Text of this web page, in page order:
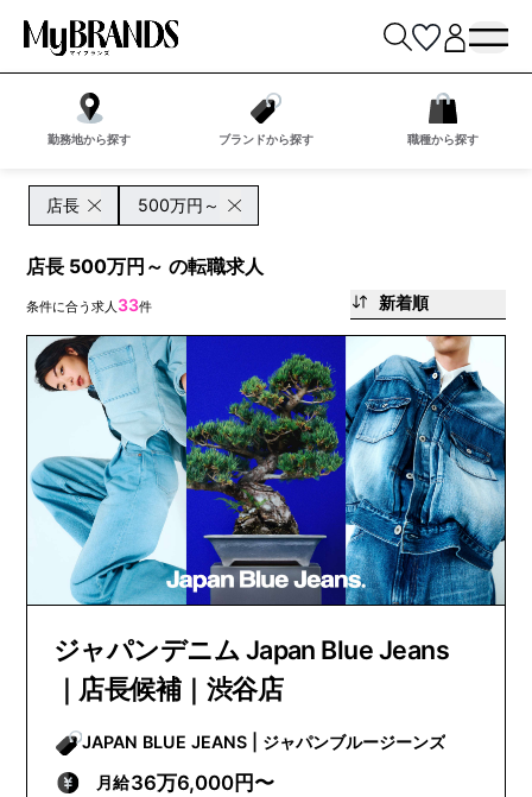
勤務地から探す ブランドから探す 職種から探す
店長 500万円～
店長 500万円～ の転職求人
条件に合う求人 33件 新着順
ジャパンデニム Japan Blue Jeans
｜店長候補｜渋谷店
JAPAN BLUE JEANS | ジャパンブルージーンズ
月給36万6,000円〜